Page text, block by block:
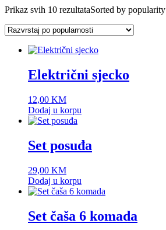
Prikaz svih 10 rezultataSorted by popularity
Električni sjecko
12,00 KM
Dodaj u korpu
Set posuđa
29,00 KM
Dodaj u korpu
Set čaša 6 komada